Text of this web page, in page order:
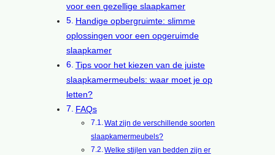
voor een gezellige slaapkamer
Handige opbergruimte: slimme
oplossingen voor een opgeruimde
slaapkamer
Tips voor het kiezen van de juiste
slaapkamermeubels: waar moet je op
letten?
FAQs
Wat zijn de verschillende soorten
slaapkamermeubels?
Welke stijlen van bedden zijn er